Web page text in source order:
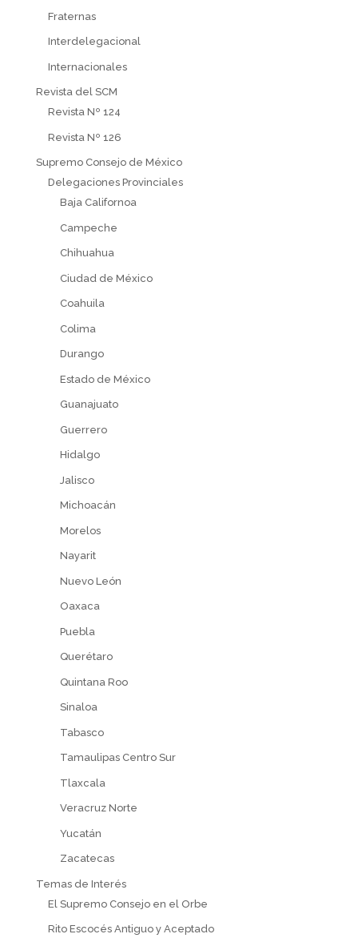
Fraternas
Interdelegacional
Internacionales
Revista del SCM
Revista Nº 124
Revista Nº 126
Supremo Consejo de México
Delegaciones Provinciales
Baja Californoa
Campeche
Chihuahua
Ciudad de México
Coahuila
Colima
Durango
Estado de México
Guanajuato
Guerrero
Hidalgo
Jalisco
Michoacán
Morelos
Nayarit
Nuevo León
Oaxaca
Puebla
Querétaro
Quintana Roo
Sinaloa
Tabasco
Tamaulipas Centro Sur
Tlaxcala
Veracruz Norte
Yucatán
Zacatecas
Temas de Interés
El Supremo Consejo en el Orbe
Rito Escocés Antiguo y Aceptado